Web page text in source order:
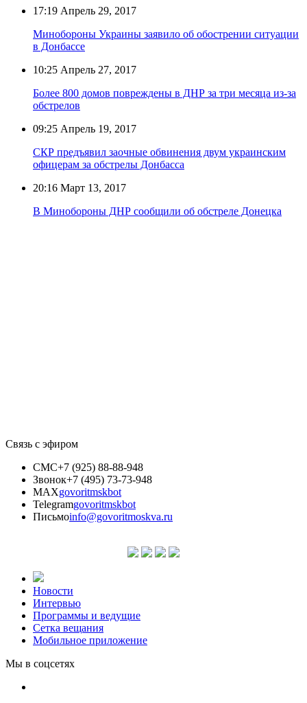
17:19 Апрель 29, 2017
Минобороны Украины заявило об обострении ситуации
в Донбассе
10:25 Апрель 27, 2017
Более 800 домов повреждены в ДНР за три месяца из-за
обстрелов
09:25 Апрель 19, 2017
СКР предъявил заочные обвинения двум украинским
офицерам за обстрелы Донбасса
20:16 Март 13, 2017
В Минобороны ДНР сообщили об обстреле Донецка
Связь с эфиром
СМС+7 (925) 88-88-948
Звонок+7 (495) 73-73-948
MAXgovoritmskbot
Telegramgovoritmskbot
Письмоinfo@govoritmoskva.ru
Новости
Интервью
Программы и ведущие
Сетка вещания
Мобильное приложение
Мы в соцсетях